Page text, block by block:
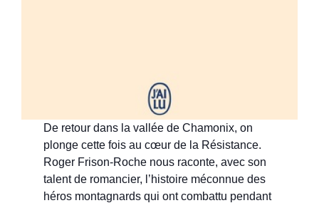
De retour dans la vallée de Chamonix, on
plonge cette fois au cœur de la Résistance.
Roger Frison-Roche nous raconte, avec son
talent de romancier, l’histoire méconnue des
héros montagnards qui ont combattu pendant